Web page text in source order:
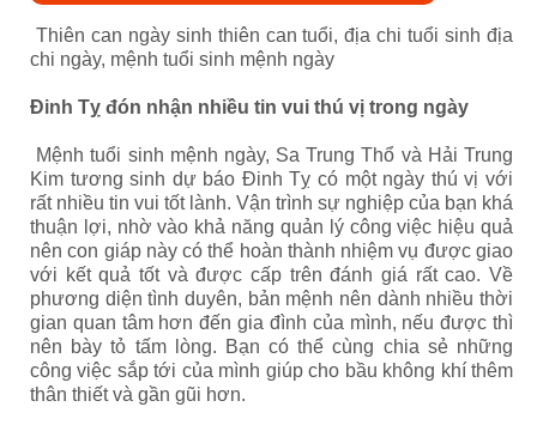
Thiên can ngày sinh thiên can tuổi, địa chi tuổi sinh địa
chi ngày, mệnh tuổi sinh mệnh ngày
Đinh Tỵ đón nhận nhiều tin vui thú vị trong ngày
Mệnh tuổi sinh mệnh ngày, Sa Trung Thổ và Hải Trung
Kim tương sinh dự báo Đinh Tỵ có một ngày thú vị với
rất nhiều tin vui tốt lành. Vận trình sự nghiệp của bạn khá
thuận lợi, nhờ vào khả năng quản lý công việc hiệu quả
nên con giáp này có thể hoàn thành nhiệm vụ được giao
với kết quả tốt và được cấp trên đánh giá rất cao. Về
phương diện tình duyên, bản mệnh nên dành nhiều thời
gian quan tâm hơn đến gia đình của mình, nếu được thì
nên bày tỏ tấm lòng. Bạn có thể cùng chia sẻ những
công việc sắp tới của mình giúp cho bầu không khí thêm
thân thiết và gần gũi hơn.